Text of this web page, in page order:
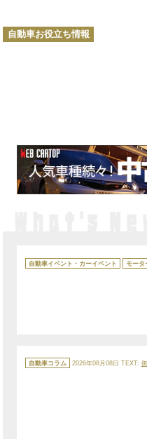
カ
テ
自動車お役立ち情報
テ
ゴ
自動車イベント・カーイベント モータ
テ
ゴ
自動車コラム 2026年08月08日 TEXT: